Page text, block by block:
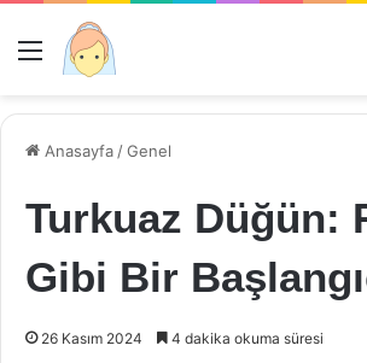
Menü
Anasayfa /Genel
Turkuaz Düğün:
Gibi Bir
26 Kasım 2024 4 dakika okuma süresi